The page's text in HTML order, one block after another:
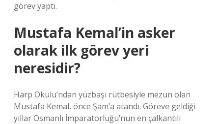
görev yaptı.
Mustafa Kemal’in asker
olarak ilk görev yeri
neresidir?
Harp Okulu’ndan yüzbaşı rütbesiyle mezun olan
Mustafa Kemal, önce Şam’a atandı. Göreve geldiği
yıllar Osmanlı İmparatorluğu’nun en çalkantılı